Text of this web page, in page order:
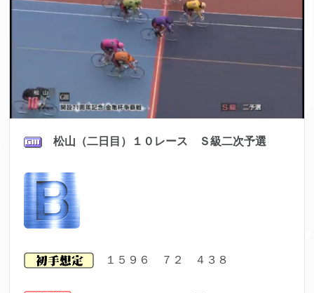
松山（二日目）１０レース Ｓ級二次予選
１５９６ ７２ ４３８